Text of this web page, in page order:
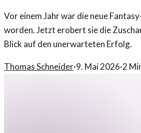
Vor einem Jahr war die neue
worden. Jetzt erobert sie die
Blick auf den unerwarteten Erfolg.
Thomas Schneider·9. Mai 2026·2